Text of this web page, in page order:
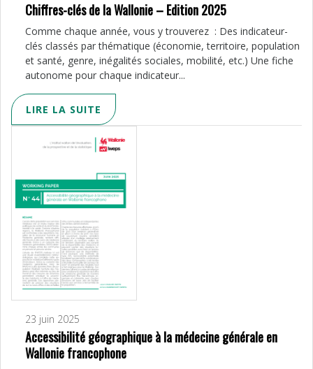
Chiffres-clés de la Wallonie – Edition 2025
Comme chaque année, vous y trouverez : Des indicateur-
clés classés par thématique (économie, territoire, population
et santé, genre, inégalités sociales, mobilité, etc.) Une fiche
autonome pour chaque indicateur...
LIRE LA SUITE
23 juin 2025
Accessibilité géographique à la médecine générale en
Wallonie francophone